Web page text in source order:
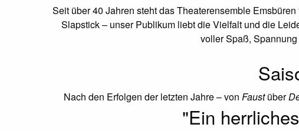
Seit über 40 Jahren steht das Theaterensemble
Slapstick – unser Publikum liebt die Vielfalt und die
voller Spaß,
Nach den Erfolgen der letzten Jahre – von Faustüber
"Ein